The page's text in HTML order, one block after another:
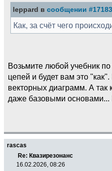
leppard в сообщении
Как, за счёт чего
Возьмите любой учебник по
цепей и будет вам это
векторных диаграмм. А так
даже базовыми основами...
rascas
Re: Квазирезонанс
16.02.2026, 08:26